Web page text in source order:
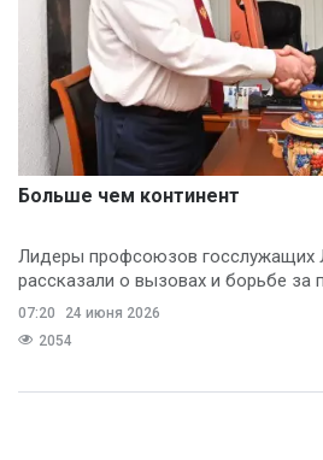
Больше чем континент
Лидеры профсоюзов госслужащих
рассказали о вызовах и борьбе за
07:20
24 июня 2026
2054